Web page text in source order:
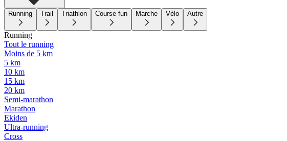
Running Trail Triathlon Course fun Marche Vélo Autre
Running
Tout le running
Moins de 5 km
5 km
10 km
15 km
20 km
Semi-marathon
Marathon
Ekiden
Ultra-running
Cross